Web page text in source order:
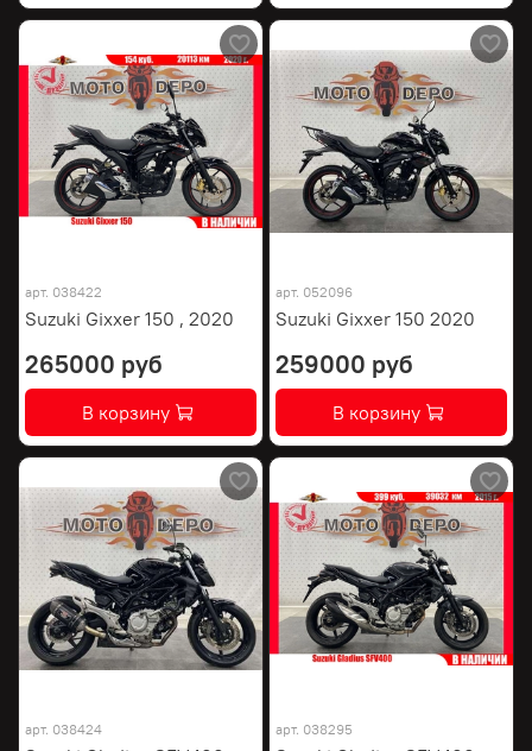
арт. 038422
Suzuki Gixxer 150 , 2020
265000 руб
В корзину
арт. 052096
Suzuki Gixxer 150 2020
259000 руб
В корзину
арт. 038424 арт. 038295